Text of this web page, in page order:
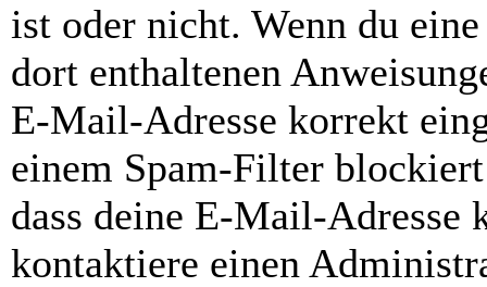
ist oder nicht. Wenn du
dort enthaltenen
E-Mail-Adresse korrekt
einem Spam-Filter
dass deine E-Mail-Adresse
kontaktiere einen